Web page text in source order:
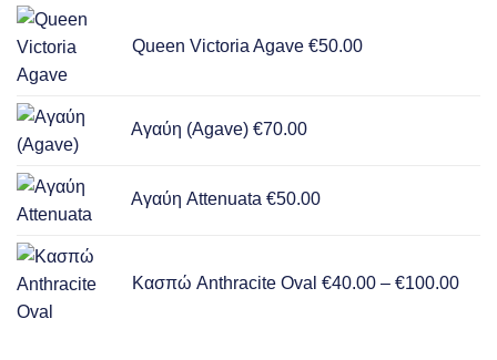
Queen Victoria Agave €50.00
Αγαύη (Agave) €70.00
Αγαύη Attenuata €50.00
Κασπώ Anthracite Oval €40.00 – €100.00